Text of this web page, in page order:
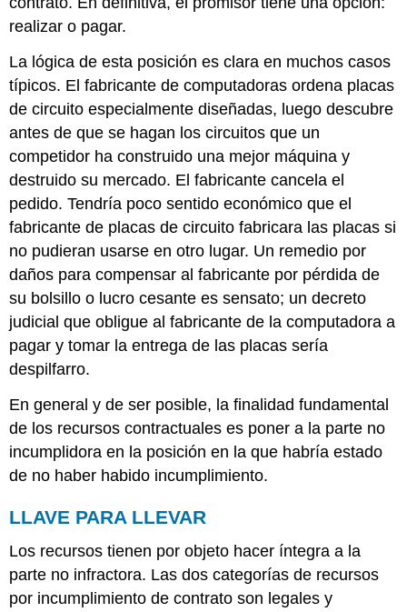
realizar o pagar.
La lógica de esta posición es clara en muchos casos
típicos. El fabricante de computadoras ordena placas
de circuito especialmente diseñadas, luego descubre
antes de que se hagan los circuitos que un
competidor ha construido una mejor máquina y
destruido su mercado. El fabricante cancela el
pedido. Tendría poco sentido económico que el
fabricante de placas de circuito fabricara las placas si
no pudieran usarse en otro lugar. Un remedio por
daños para compensar al fabricante por pérdida de
su bolsillo o lucro cesante es sensato; un decreto
judicial que obligue al fabricante de la computadora a
pagar y tomar la entrega de las placas sería
despilfarro.
En general y de ser posible, la finalidad fundamental
de los recursos contractuales es poner a la parte no
incumplidora en la posición en la que habría estado
de no haber habido incumplimiento.
LLAVE PARA LLEVAR
Los recursos tienen por objeto hacer íntegra a la
parte no infractora. Las dos categorías de recursos
por incumplimiento de contrato son legales y